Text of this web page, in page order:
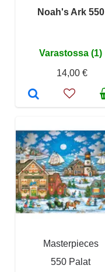
Noah's Ark 550
Varastossa (1)
14,00 €
Masterpieces
550 Palat